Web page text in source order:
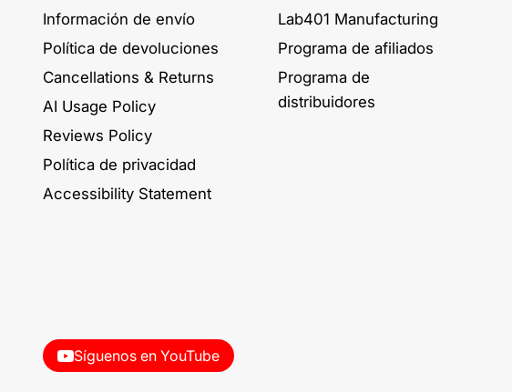
Información de envío
Política de devoluciones
Cancellations & Returns
AI Usage Policy
Reviews Policy
Política de privacidad
Accessibility Statement
Lab401 Manufacturing
Programa de afiliados
Programa de
distribuidores
Síguenos en YouTube